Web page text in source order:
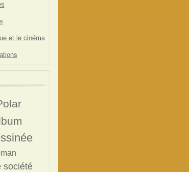
et le cinéma
société